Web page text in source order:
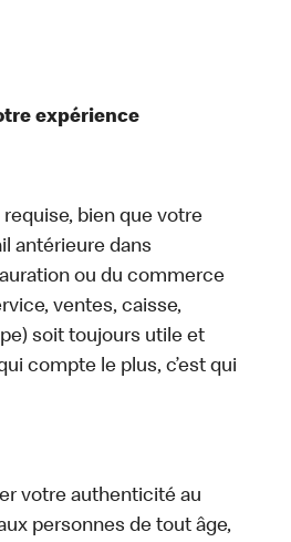
expérience
bien que votre
antérieure dans
ou du commerce
ventes, caisse,
soit toujours utile et
compte le plus, c’est qui
votre authenticité au
personnes de tout âge,